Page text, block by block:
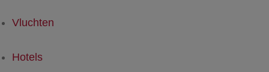
Vluchten
Hotels